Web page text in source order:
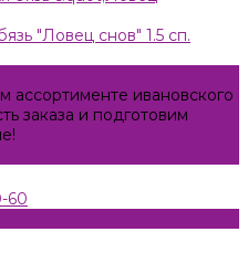
"Ловец снов" 1.5 сп.
ивановского
заказа и подготовим
60